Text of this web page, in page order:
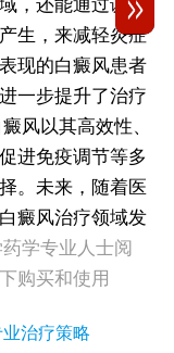
，还能通过调节
生，来减轻炎症
现的白癜风患者
一步提升了治疗
风以其高效性、
进免疫调节等多
。未来，随着医
癜风治疗领域发
学专业人士阅
购买和使用
治疗策略
好医院该做到哪些
方案怎么调整才有效
择安全标准是什么
充对康复的作用